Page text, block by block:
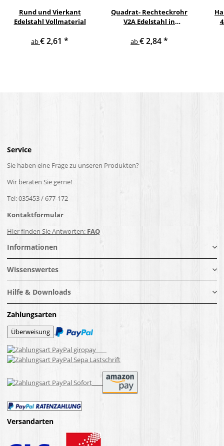
Rund und Vierkant
Edelstahl Vollmaterial
ab€ 2,61 *
Quadrat- Rechteckrohr
V2A Edelstahl in
Querschnitten und
ab€ 2,84*
Service
Sie haben eine Frage zu unseren Produkten?
Wir beraten Sie gerne!
Tel: 035453 / 677-172
Kontaktformular
Hier finden Sie Antworten: FAQ
Informationen
Wissenswertes
Hilfe & Downloads
Zahlungsarten
Versandarten